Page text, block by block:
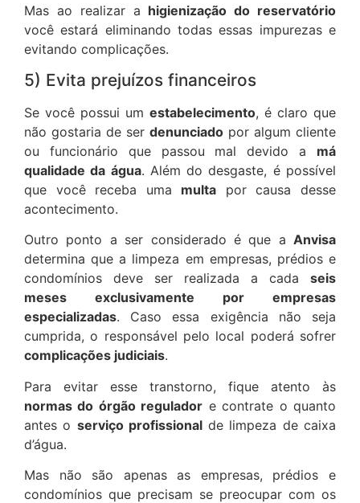
Mas ao realizar a higienização do reservatório
você estará eliminando todas essas impurezas e
evitando complicações.
5) Evita prejuízos financeiros
Se você possui um estabelecimento, é claro que
não gostaria de ser denunciado por algum cliente
ou funcionário que passou mal devido a má
qualidade da água. Além do desgaste, é possível
que você receba uma multa por causa desse
acontecimento.
Outro ponto a ser considerado é que a Anvisa
determina que a limpeza em empresas, prédios e
condomínios deve ser realizada a cada seis
meses exclusivamente por empresas
especializadas. Caso essa exigência não seja
cumprida, o responsável pelo local poderá sofrer
complicações judiciais.
Para evitar esse transtorno, fique atento às
normas do órgão regulador e contrate o quanto
antes o serviço profissionalde limpeza de caixa
d’água.
Mas não são apenas as empresas, prédios e
condomínios que precisam se preocupar com os